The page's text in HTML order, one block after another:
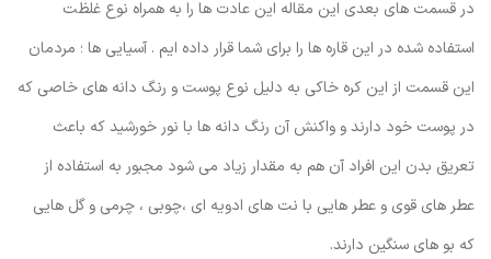
در قسمت های بعدی این مقاله این عادت ها را به همراه نوع غلظت
استفاده شده در این قاره ها را برای شما قرار داده ایم . آسیایی ها ؛ مردمان
این قسمت از این کره خاکی به دلیل نوع پوست و رنگ دانه های خاصی که
در پوست خود دارند و واکنش آن رنگ دانه ها با نور خورشید که باعث
تعریق بدن این افراد آن هم به مقدار زیاد می شود مجبور به استفاده از
عطر های قوی و عطر هایی با نت های ادویه ای ،چوبی ، چرمی و گل هایی
که بو های سنگین دارند.